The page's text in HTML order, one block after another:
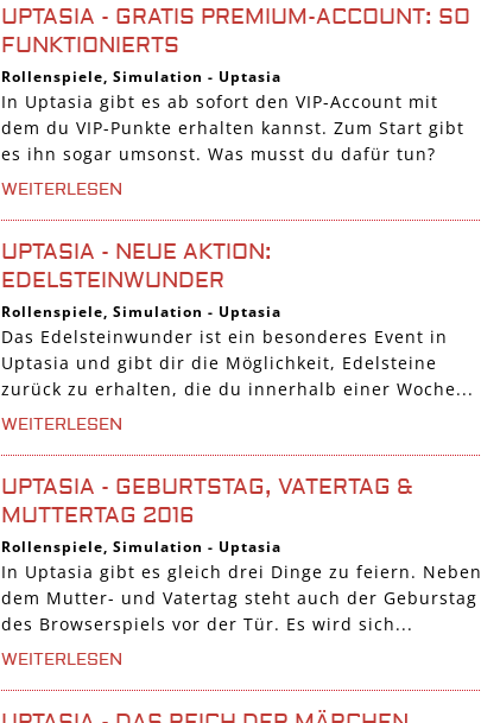
UPTASIA - GRATIS PREMIUM-ACCOUNT: SO
FUNKTIONIERTS
Rollenspiele, Simulation - Uptasia
In Uptasia gibt es ab sofort den VIP-Account mit
dem du VIP-Punkte erhalten kannst. Zum Start gibt
es ihn sogar umsonst. Was musst du dafür tun?
WEITERLESEN
UPTASIA - NEUE AKTION:
EDELSTEINWUNDER
Rollenspiele, Simulation - Uptasia
Das Edelsteinwunder ist ein besonderes Event in
Uptasia und gibt dir die Möglichkeit, Edelsteine
zurück zu erhalten, die du innerhalb einer Woche...
WEITERLESEN
UPTASIA - GEBURTSTAG, VATERTAG &
MUTTERTAG 2016
Rollenspiele, Simulation - Uptasia
In Uptasia gibt es gleich drei Dinge zu feiern. Neben
dem Mutter- und Vatertag steht auch der Geburstag
des Browserspiels vor der Tür. Es wird sich...
WEITERLESEN